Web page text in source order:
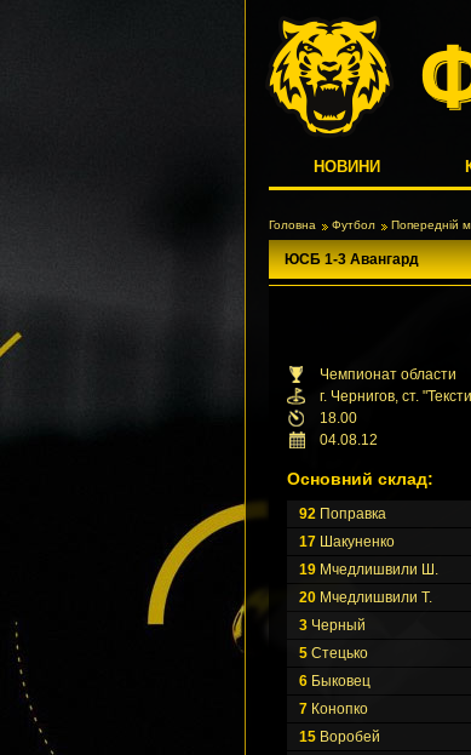
НОВИНИ
Головна Футбол Попередній
ЮСБ 1-3 Авангард
Чемпионат области
г. Чернигов, ст.
18.00
04.08.12
Основний склад:
92 Поправка
17 Шакуненко
19 Мчедлишвили Ш.
20 Мчедлишвили Т.
3 Черный
5 Стецько
6 Быковец
7 Конопко
15 Воробей